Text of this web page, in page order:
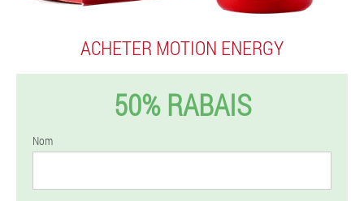
ACHETER MOTION ENERGY
50% RABAIS
Nom